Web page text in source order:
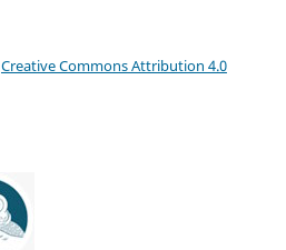
Creative Commons Attribution 4.0